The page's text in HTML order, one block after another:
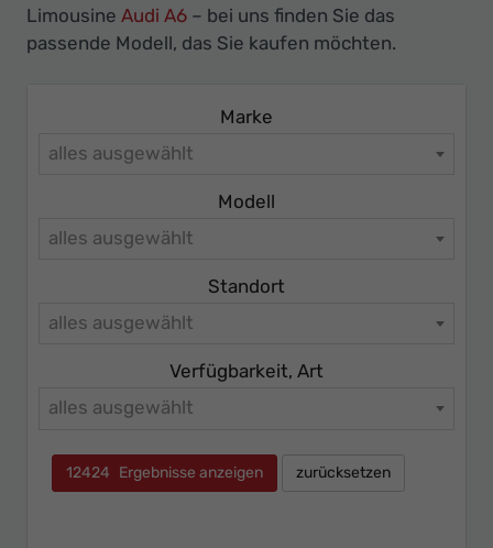
Limousine Audi A6 – bei uns finden Sie das
passende Modell, das Sie kaufen möchten.
Marke
alles ausgewählt
Modell
alles ausgewählt
Standort
alles ausgewählt
Verfügbarkeit, Art
alles ausgewählt
12424 Ergebnisse anzeigen zurücksetzen